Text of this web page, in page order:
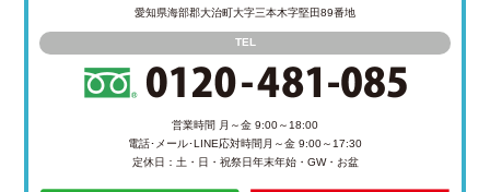
愛知県海部郡大治町大字三本木字堅田89番地
TEL
営業時間 月～金 9:00～18:00
電話･メール･LINE応対時間 月～金 9:00～17:30
定休日：土・日・祝祭日年末年始・GW・お盆